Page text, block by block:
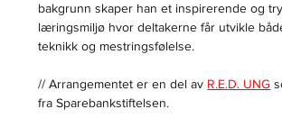
bakgrunn skaper han et inspirerende og
læringsmiljø hvor deltakerne får utvikle
teknikk og mestringsfølelse.
// Arrangementet er en del av R.E.D. UNG
fra Sparebankstiftelsen.